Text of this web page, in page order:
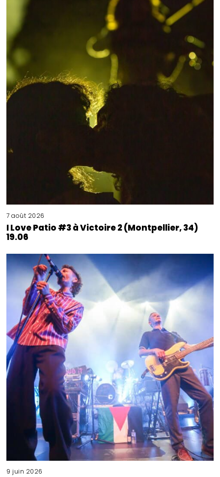
7 août 2026
I Love Patio #3 à Victoire 2 (Montpellier, 34)
19.06
9 juin 2026